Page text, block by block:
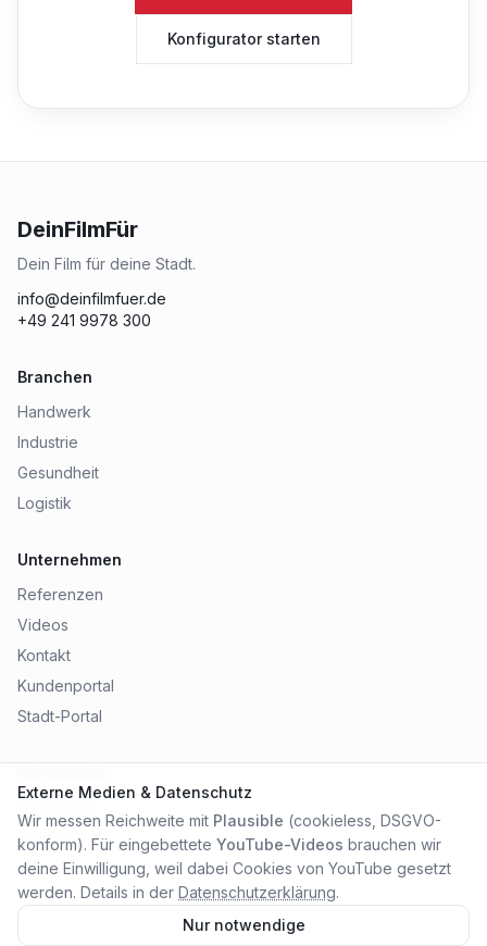
Konfigurator starten
DeinFilmFür
Dein Film für deine Stadt.
info@deinfilmfuer.de
+49 241 9978 300
Branchen
Handwerk
Industrie
Gesundheit
Logistik
Unternehmen
Referenzen
Videos
Kontakt
Kundenportal
Stadt-Portal
Datenschutz
AGB
Externe Medien & Datenschutz
Wir messen Reichweite mit Plausible (cookieless, DSGVO-
konform). Für eingebettete YouTube-Videos brauchen wir
deine Einwilligung, weil dabei Cookies von YouTube gesetzt
werden. Details in der Datenschutzerklärung.
Nur notwendige